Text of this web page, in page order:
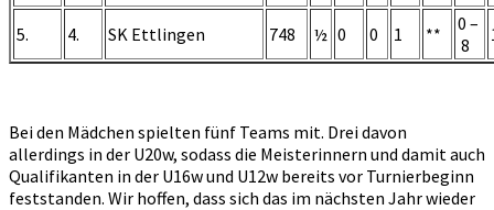
5. 4. SK Ettlingen 748 ½ 0 0 1 **
0 –
8
Bei den Mädchen spielten fünf Teams mit. Drei davon
allerdings in der U20w, sodass die Meisterinnern und damit auch
Qualifikanten in der U16w und U12w bereits vor Turnierbeginn
feststanden. Wir hoffen, dass sich das im nächsten Jahr wieder